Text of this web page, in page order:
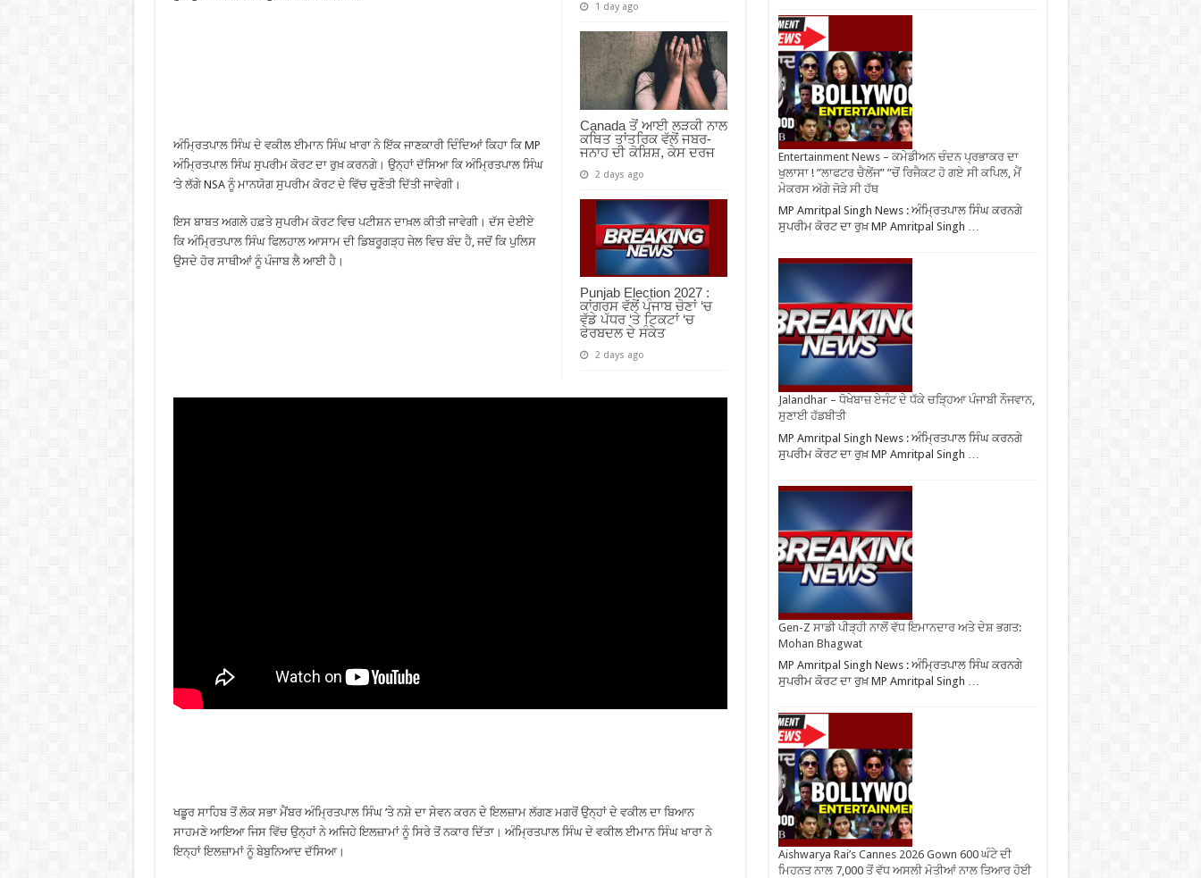
1 day ago
Canada ਤੋਂ ਆਈ ਲੜਕੀ ਨਾਲ
ਕਥਿਤ ਤਾਂਤਰਿਕ ਵੱਲੋਂ ਜਬਰ-
ਜਨਾਹ ਦੀ ਕੋਸ਼ਿਸ਼, ਕੇਸ ਦਰਜ
2 days ago
Punjab Election 2027 :
ਕਾਂਗਰਸ ਵੱਲੋਂ ਪੰਜਾਬ ਚੋਣਾਂ ‘ਚ
ਵੱਡੇ ਪੱਧਰ ‘ਤੇ ਟਿਕਟਾਂ ‘ਚ
ਫੇਰਬਦਲ ਦੇ ਸੰਕੇਤ
2 days ago
ਅੰਮ੍ਰਿਤਪਾਲ ਸਿੰਘ ਦੇ ਵਕੀਲ ਈਮਾਨ ਸਿੰਘ ਖਾਰਾ ਨੇ ਇੱਕ ਜਾਣਕਾਰੀ ਦਿੰਦਿਆਂ ਕਿਹਾ ਕਿ MP
ਅੰਮ੍ਰਿਤਪਾਲ ਸਿੰਘ ਸੁਪਰੀਮ ਕੋਰਟ ਦਾ ਰੁਖ਼ ਕਰਨਗੇ। ਉਨ੍ਹਾਂ ਦੱਸਿਆ ਕਿ ਅੰਮ੍ਰਿਤਪਾਲ ਸਿੰਘ
‘ਤੇ ਲੱਗੇ NSA ਨੂੰ ਮਾਨਯੋਗ ਸੁਪਰੀਮ ਕੋਰਟ ਦੇ ਵਿੱਚ ਚੁਣੌਤੀ ਦਿੱਤੀ ਜਾਵੇਗੀ।
ਇਸ ਬਾਬਤ ਅਗਲੇ ਹਫ਼ਤੇ ਸੁਪਰੀਮ ਕੋਰਟ ਵਿਚ ਪਟੀਸ਼ਨ ਦਾਖ਼ਲ ਕੀਤੀ ਜਾਵੇਗੀ। ਦੱਸ ਦੇਈਏ
ਕਿ ਅੰਮ੍ਰਿਤਪਾਲ ਸਿੰਘ ਫਿਲਹਾਲ ਆਸਾਮ ਦੀ ਡਿਬਰੂਗੜ੍ਹ ਜੇਲ ਵਿਚ ਬੰਦ ਹੈ, ਜਦੋਂ ਕਿ ਪੁਲਿਸ
ਉਸਦੇ ਹੋਰ ਸਾਥੀਆਂ ਨੂੰ ਪੰਜਾਬ ਲੈ ਆਈ ਹੈ।
ਖਡੂਰ ਸਾਹਿਬ ਤੋਂ ਲੋਕ ਸਭਾ ਮੈਂਬਰ ਅੰਮ੍ਰਿਤਪਾਲ ਸਿੰਘ ’ਤੇ ਨਸ਼ੇ ਦਾ ਸੇਵਨ ਕਰਨ ਦੇ ਇਲਜ਼ਾਮ ਲੱਗਣ ਮਗਰੋਂ ਉਨ੍ਹਾਂ ਦੇ ਵਕੀਲ ਦਾ ਬਿਆਨ
ਸਾਹਮਣੇ ਆਇਆ ਜਿਸ ਵਿੱਚ ਉਨ੍ਹਾਂ ਨੇ ਅਜਿਹੇ ਇਲਜ਼ਾਮਾਂ ਨੂੰ ਸਿਰੇ ਤੋਂ ਨਕਾਰ ਦਿੱਤਾ। ਅੰਮ੍ਰਿਤਪਾਲ ਸਿੰਘ ਦੇ ਵਕੀਲ ਈਮਾਨ ਸਿੰਘ ਖਾਰਾ ਨੇ
ਇਨ੍ਹਾਂ ਇਲਜ਼ਾਮਾਂ ਨੂੰ ਬੇਬੁਨਿਆਦ ਦੱਸਿਆ।
Entertainment News – ਕਮੇਡੀਅਨ ਚੰਦਨ ਪ੍ਰਭਾਕਰ ਦਾ
ਖੁਲਾਸਾ ! ”ਲਾਫਟਰ ਚੈਲੇਂਜ” ”ਚੋਂ ਰਿਜੈਕਟ ਹੋ ਗਏ ਸੀ ਕਪਿਲ, ਮੈਂ
ਮੇਕਰਸ ਅੱਗੇ ਜੋੜੇ ਸੀ ਹੱਥ
MP Amritpal Singh News : ਅੰਮ੍ਰਿਤਪਾਲ ਸਿੰਘ ਕਰਨਗੇ
ਸੁਪਰੀਮ ਕੋਰਟ ਦਾ ਰੁਖ਼ MP Amritpal Singh …
Jalandhar – ਧੋਖੇਬਾਜ਼ ਏਜੰਟ ਦੇ ਧੱਕੇ ਚੜ੍ਹਿਆ ਪੰਜਾਬੀ ਨੌਜਵਾਨ,
ਸੁਣਾਈ ਹੱਡਬੀਤੀ
MP Amritpal Singh News : ਅੰਮ੍ਰਿਤਪਾਲ ਸਿੰਘ ਕਰਨਗੇ
ਸੁਪਰੀਮ ਕੋਰਟ ਦਾ ਰੁਖ਼ MP Amritpal Singh …
Gen-Z ਸਾਡੀ ਪੀੜ੍ਹੀ ਨਾਲੋਂ ਵੱਧ ਇਮਾਨਦਾਰ ਅਤੇ ਦੇਸ਼ ਭਗਤ:
Mohan Bhagwat
MP Amritpal Singh News : ਅੰਮ੍ਰਿਤਪਾਲ ਸਿੰਘ ਕਰਨਗੇ
ਸੁਪਰੀਮ ਕੋਰਟ ਦਾ ਰੁਖ਼ MP Amritpal Singh …
Aishwarya Rai’s Cannes 2026 Gown 600 ਘੰਟੇ ਦੀ
ਮਿਹਨਤ ਨਾਲ 7,000 ਤੋਂ ਵੱਧ ਅਸਲੀ ਮੋਤੀਆਂ ਨਾਲ ਤਿਆਰ ਹੋਈ